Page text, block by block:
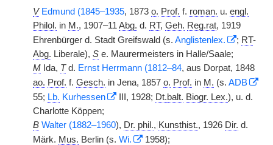
V Edmund (1845–1935, 1873 o. Prof. f. roman. u. engl.
Philol. in M., 1907–11 Abg. d. RT, Geh. Reg.rat, 1919
Ehrenbürger d. Stadt Greifswald (s. Anglistenlex. ; RT-
Abg. Liberale), S e. Maurermeisters in Halle/Saale;
M Ida, Td. Ernst Herrmann (1812–84, aus Dorpat, 1848
ao. Prof. f. Gesch. in Jena, 1857 o. Prof. in M. (s. ADB
55; Lb. Kurhessen III, 1928; Dt.balt. Biogr. Lex.), u. d.
Charlotte Köppen;
B Walter (1882–1960), Dr. phil., Kunsthist., 1926 Dir. d.
Märk. Mus. Berlin (s. Wi.
1958);